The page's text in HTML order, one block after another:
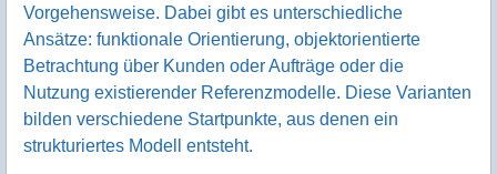
Vorgehensweise. Dabei gibt es unterschiedliche
Ansätze: funktionale Orientierung, objektorientierte
Betrachtung über Kunden oder Aufträge oder die
Nutzung existierender Referenzmodelle. Diese Varianten
bilden verschiedene Startpunkte, aus denen ein
strukturiertes Modell entsteht.